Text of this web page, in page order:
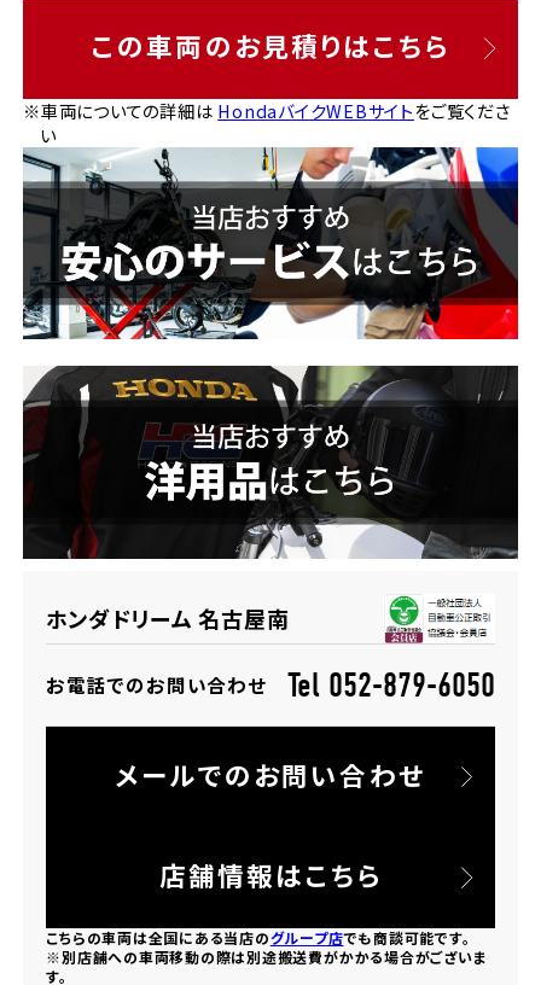
この車両のお見積りはこちら
※車両についての詳細は HondaバイクWEBサイトをご覧くださ
い
ホンダドリーム 名古屋南
お電話でのお問い合わせ Tel 052-879-6050
メールでのお問い合わせ
店舗情報はこちら
こちらの車両は全国にある当店のグループ店でも商談可能です。
※別店舗への車両移動の際は別途搬送費がかかる場合がございま
す。
ホンダドリーム 川崎宮前
ホンダドリーム 横浜緑
千葉県
ホンダドリーム 船橋
ホンダドリーム 松戸
ホンダドリーム 蘇我
ホンダドリーム ふかや花園
ホンダドリーム 所沢
兵庫県
ホンダドリーム 神戸灘
ホンダドリーム 尼崎
ホンダドリーム 姫路
ホンダドリーム 西宮甲子園
奈良県
ホンダドリーム 奈良